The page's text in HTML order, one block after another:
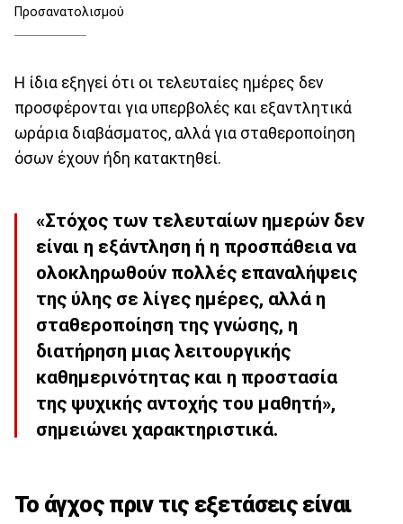
Προσανατολισμού
Η ίδια εξηγεί ότι οι τελευταίες ημέρες δεν
προσφέρονται για υπερβολές και εξαντλητικά
ωράρια διαβάσματος, αλλά για σταθεροποίηση
όσων έχουν ήδη κατακτηθεί.
«Στόχος των τελευταίων ημερών δεν
είναι η εξάντληση ή η προσπάθεια να
ολοκληρωθούν πολλές επαναλήψεις
της ύλης σε λίγες ημέρες, αλλά η
σταθεροποίηση της γνώσης, η
διατήρηση μιας λειτουργικής
καθημερινότητας και η προστασία
της ψυχικής αντοχής του μαθητή»,
σημειώνει χαρακτηριστικά.
Το άγχος πριν τις εξετάσεις είναι